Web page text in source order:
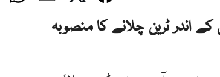
اندر ٹرین چلانے کا منصوبہ